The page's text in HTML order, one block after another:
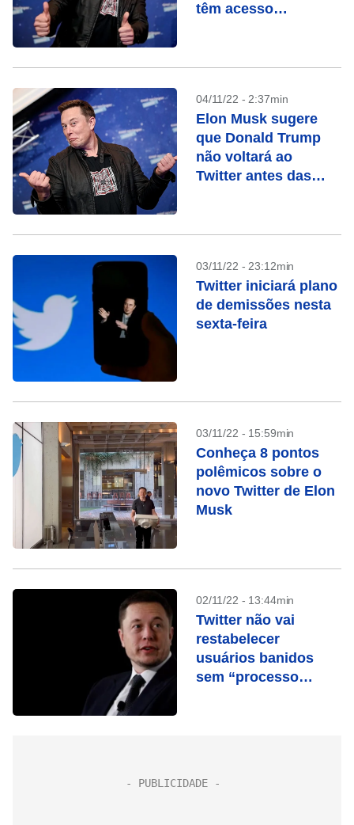
têm acesso
04/11/22 - 2:37min
Elon Musk sugere
que Donald Trump
não voltará ao
Twitter antes das
03/11/22 - 23:12min
Twitter iniciará plano
de demissões nesta
sexta-feira
03/11/22 - 15:59min
Conheça 8 pontos
polêmicos sobre o
novo Twitter de Elon
Musk
02/11/22 - 13:44min
Twitter não vai
restabelecer
usuários banidos
sem “processo